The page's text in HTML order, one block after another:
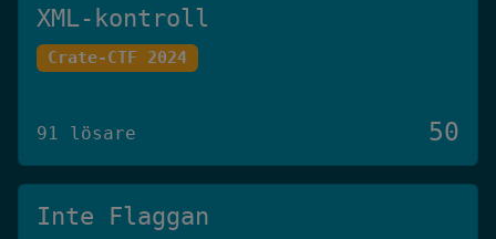
XML-kontroll
Crate-CTF 2024
91 lösare 50
Inte Flaggan